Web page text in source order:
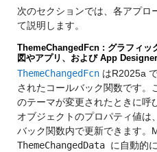
次のセクションでは、各アプロ
て説明します。
ThemeChangedFcn : グラフィッ
図やアプリ、および App
ThemeChangedFcnはR2025a
されたコールバック関数です。
のテーマが変更されたときに呼
オブジェクトのプロパティ値は
バック関数内で更新できます。
ThemeChangedData に自動的